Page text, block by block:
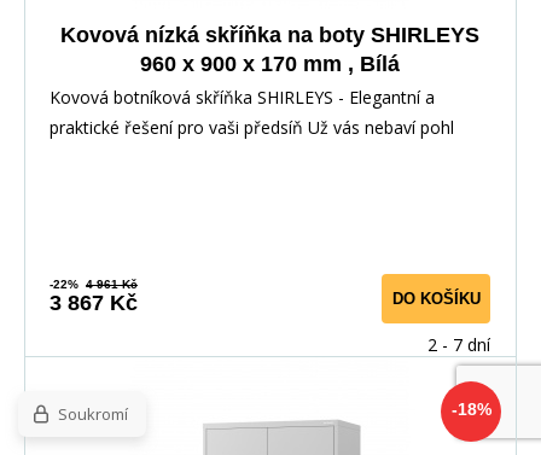
Kovová nízká skříňka na boty SHIRLEYS
960 x 900 x 170 mm , Bílá
Kovová botníková skříňka SHIRLEYS - Elegantní a
praktické řešení pro vaši předsíň Už vás nebaví pohl
-22% 4 961 Kč
3 867 Kč DO KOŠÍKU
2 - 7 dní
-18%
Soukromí